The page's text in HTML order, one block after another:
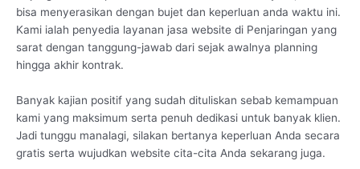
bisa menyerasikan dengan bujet dan keperluan anda waktu ini.
Kami ialah penyedia layanan jasa website di Penjaringan yang
sarat dengan tanggung-jawab dari sejak awalnya planning
hingga akhir kontrak.
Banyak kajian positif yang sudah dituliskan sebab kemampuan
kami yang maksimum serta penuh dedikasi untuk banyak klien.
Jadi tunggu manalagi, silakan bertanya keperluan Anda secara
gratis serta wujudkan website cita-cita Anda sekarang juga.